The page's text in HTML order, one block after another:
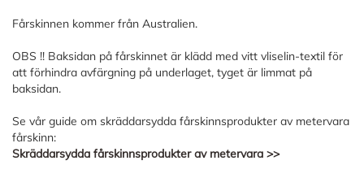
Fårskinnen kommer från Australien.
OBS !! Baksidan på fårskinnet är klädd med vitt vliselin-textil för
att förhindra avfärgning på underlaget, tyget är limmat på
baksidan.
Se vår guide om skräddarsydda fårskinnsprodukter av metervara
fårskinn:
Skräddarsydda fårskinnsprodukter av metervara >>